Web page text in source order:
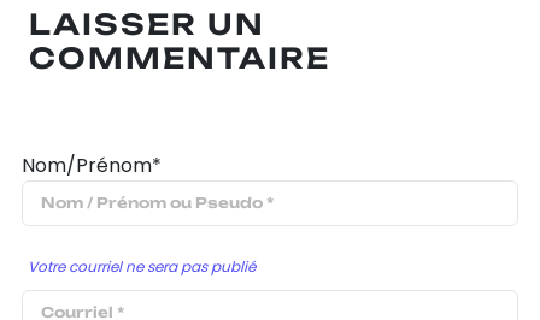
LAISSER UN
COMMENTAIRE
Nom/Prénom*
Votre courriel ne sera pas publié